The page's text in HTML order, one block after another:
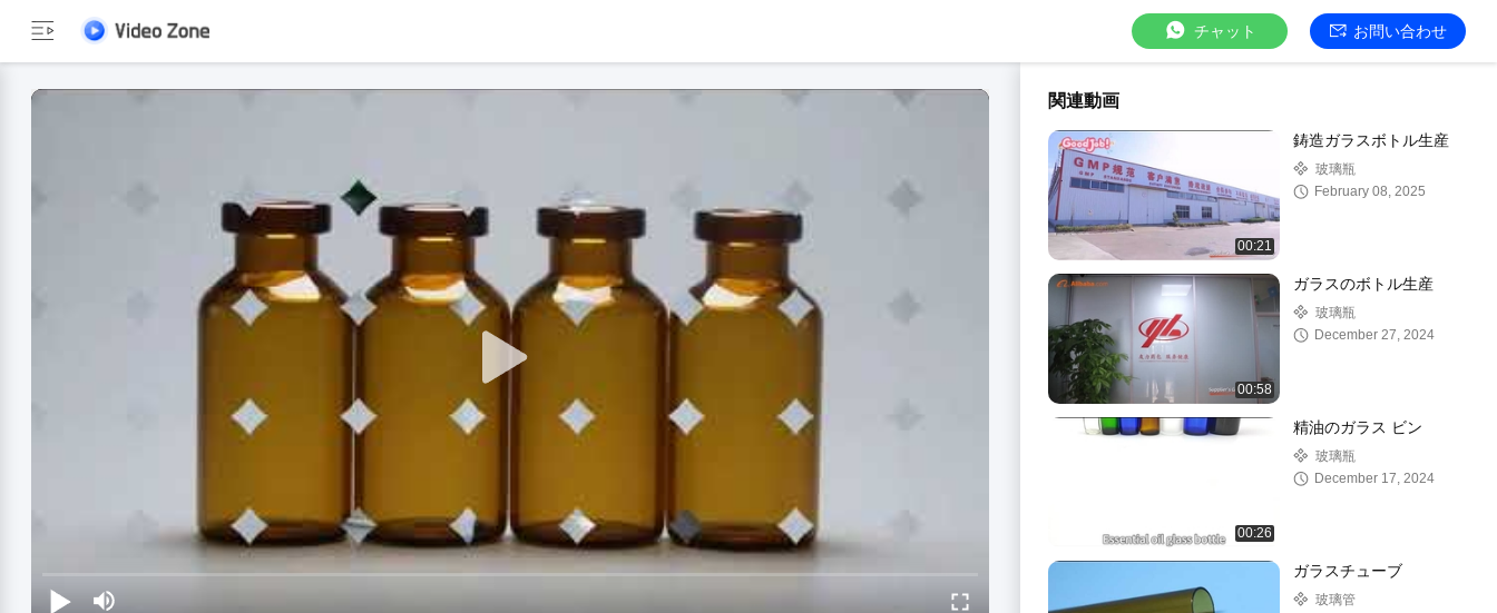
チャット お問い合わせ
関連動画
00:21
鋳造ガラスボトル生産
玻璃瓶
February 08, 2025
00:58
ガラスのボトル生産
玻璃瓶
December 27, 2024
00:26
精油のガラス ビン
玻璃瓶
December 17, 2024
ガラスチューブ
玻璃管